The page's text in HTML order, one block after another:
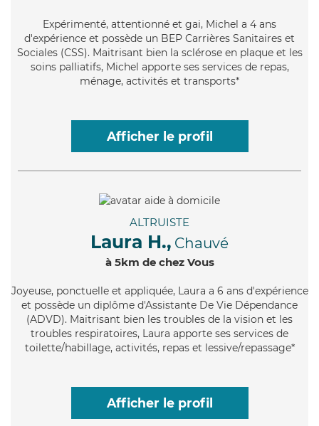
Expérimenté, attentionné et gai, Michel a 4 ans
d'expérience et possède un BEP Carrières Sanitaires et
Sociales (CSS). Maitrisant bien la sclérose en plaque et les
soins palliatifs, Michel apporte ses services de repas,
ménage, activités et transports*
Afficher le profil
ALTRUISTE
Laura H., Chauvé
à 5km de chez Vous
Joyeuse, ponctuelle et appliquée, Laura a 6 ans d'expérience
et possède un diplôme d'Assistante De Vie Dépendance
(ADVD). Maitrisant bien les troubles de la vision et les
troubles respiratoires, Laura apporte ses services de
toilette/habillage, activités, repas et lessive/repassage*
Afficher le profil